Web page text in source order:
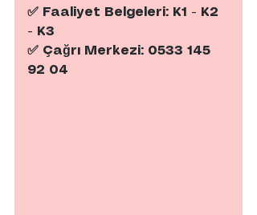
✅ Faaliyet Belgeleri: K1 - K2
- K3
✅ Çağrı Merkezi: 0533 145
92 04